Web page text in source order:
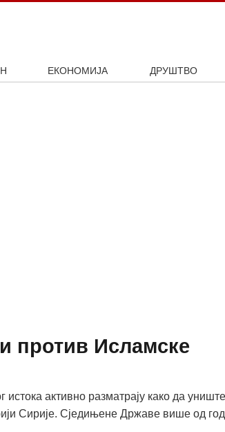
ЕКОНОМИЈА
ДРУШТВО
против Исламске
активно разматрају како да униште
Сирије. Сједињене Државе више од